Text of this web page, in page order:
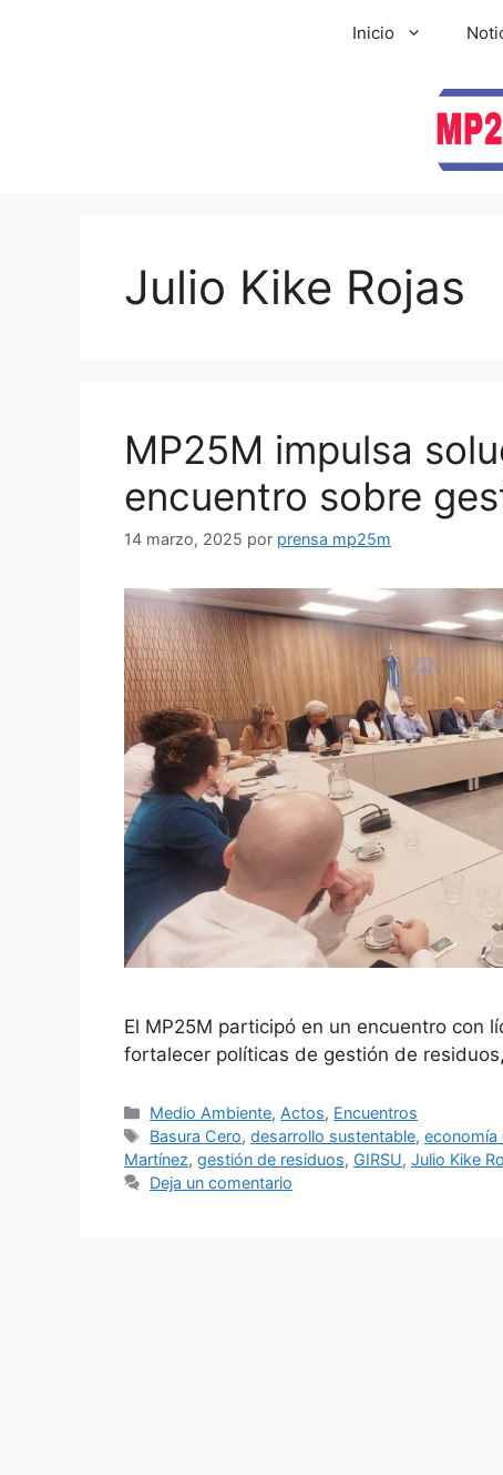
Inicio
Julio Kike Rojas
MP25M impulsa
encuentro sobre
14 marzo, 2025 por prensa mp25m
El MP25M participó en un encuentro con
fortalecer políticas de gestión de
Medio Ambiente, Actos, Encuentros
Basura Cero,desarrollo sustentable,economía
Martínez, gestión de residuos, GIRSU, Julio Kike
Deja un comentario